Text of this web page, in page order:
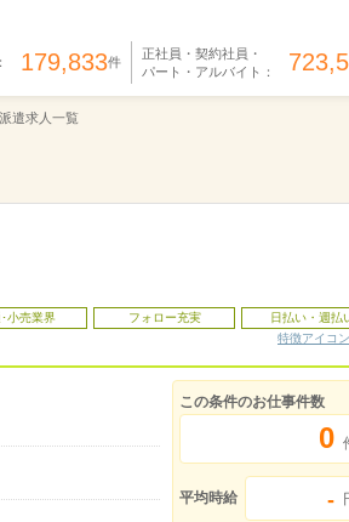
179,833件
正社員・契約社員・
パート・アルバイト：
遣求人一覧
小売業界 フォロー充実
日払い・週払
特徴アイコ
この条件のお仕事件数
0
平均時給 -